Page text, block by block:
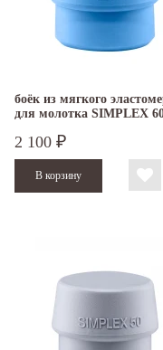
боёк из мягкого
для молотка SIMPLEX
2 100 ₽